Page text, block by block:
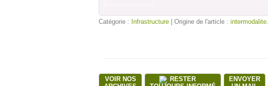
Catégorie : Infrastructure | Origine de l'article :
VOIR NOS
RESTER
ENVOYER